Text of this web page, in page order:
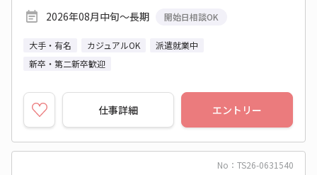
2026年08月中旬～長期
開始日相談OK
大手・有名 カジュアルOK
派遣就業中
新卒・第二新卒歓迎
仕事詳細 エントリー
No：TS26-0631540